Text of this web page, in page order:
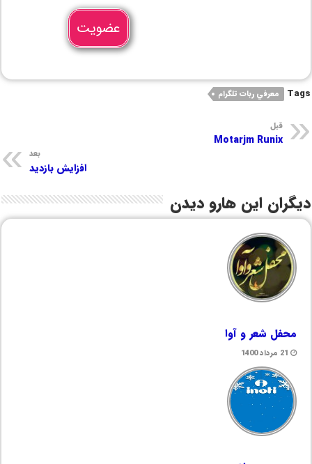
عضویت
Tags معرفي ربات تلگرام
قبل
Motarjm Runix
بعد
افزایش بازدید
دیگران این هارو دیدن
محفل شعر و آوا
21 مرداد 1400